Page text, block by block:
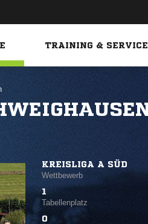
TRAINING & SERVICE
KREISLIGA A SÜD
Wettbewerb
1
Tabellenplatz
0